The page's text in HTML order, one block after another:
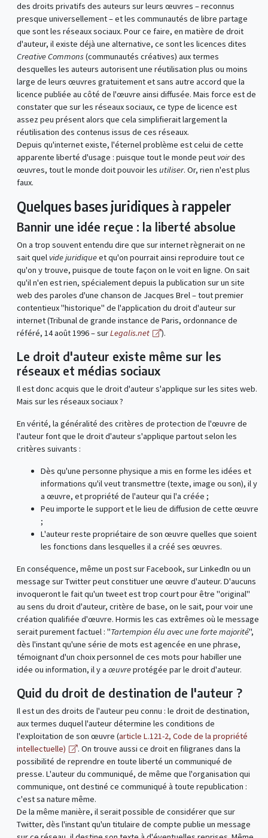
des droits privatifs des auteurs sur leurs œuvres – reconnus
presque universellement – et les communautés de libre partage
que sont les réseaux sociaux. Pour ce faire, en matière de droit
d'auteur, il existe déjà une alternative, ce sont les licences dites
Creative Commons (communautés créatives) aux termes
desquelles les auteurs autorisent une réutilisation plus ou moins
large de leurs œuvres gratuitement et sans autre accord que la
licence publiée au côté de l'œuvre ainsi diffusée. Mais force est de
constater que sur les réseaux sociaux, ce type de licence est
assez peu présent alors que cela simplifierait largement la
réutilisation des contenus issus de ces réseaux.
Depuis qu'internet existe, l'éternel problème est celui de cette
apparente liberté d'usage : puisque tout le monde peut voirdes
œuvres, tout le monde doit pouvoir les utiliser. Or, rien n'est plus
faux.
Quelques bases juridiques à rappeler
Bannir une idée reçue : la liberté absolue
On a trop souvent entendu dire que sur internet règnerait on ne
sait quel vide juridiqueet qu'on pourrait ainsi reproduire tout ce
qu'on y trouve, puisque de toute façon on le voit en ligne. On sait
qu'il n'en est rien, spécialement depuis la publication sur un site
web des paroles d'une chanson de Jacques Brel – tout premier
contentieux "historique" de l'application du droit d'auteur sur
internet (Tribunal de grande instance de Paris, ordonnance de
référé, 14 août 1996 – surLegalis.net ).
Le droit d'auteur existe même sur les
réseaux et médias sociaux
Il est donc acquis que le droit d'auteur s'applique sur les sites web.
Mais sur les réseaux sociaux ?
En vérité, la généralité des critères de protection de l'œuvre de
l'auteur font que le droit d'auteur s'applique partout selon les
critères suivants :
Dès qu'une personne physique a mis en forme les idées et
informations qu'il veut transmettre (texte, image ou son), il y
a œuvre, et propriété de l'auteur qui l'a créée ;
Peu importe le support et le lieu de diffusion de cette œuvre
;
L'auteur reste propriétaire de son œuvre quelles que soient
les fonctions dans lesquelles il a créé ses œuvres.
En conséquence, même un post sur Facebook, sur LinkedIn ou un
message sur Twitter peut constituer une œuvre d'auteur. D'aucuns
invoqueront le fait qu'un tweet est trop court pour être "original"
au sens du droit d'auteur, critère de base, on le sait, pour voir une
création qualifiée d'œuvre. Hormis les cas extrêmes où le message
serait purement factuel : "Tartempion élu avec une forte majorité",
dès l'instant qu'une série de mots est agencée en une phrase,
témoignant d'un choix personnel de ces mots pour habiller une
idée ou information, il y a œuvreprotégée par le droit d'auteur.
Quid du droit de destination de l'auteur ?
Il est un des droits de l'auteur peu connu : le droit de destination,
aux termes duquel l'auteur détermine les conditions de
l'exploitation de son œuvre (article L.121-2, Code de la propriété
intellectuelle)
. On trouve aussi ce droit en filigranes dans la
possibilité de reprendre en toute liberté un communiqué de
presse. L'auteur du communiqué, de même que l'organisation qui
communique, ont destiné ce communiqué à toute republication :
c'est sa nature même.
De la même manière, il serait possible de considérer que sur
Twitter, dès l'instant qu'un titulaire de compte publie un message